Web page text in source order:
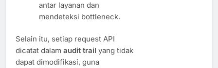
antar layanan dan
mendeteksi bottleneck.
Selain itu, setiap request API
dicatat dalam audit trail yang tidak
dapat dimodifikasi, guna